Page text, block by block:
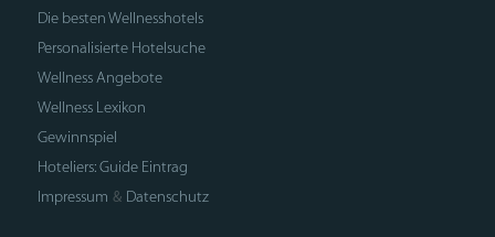
Die besten Wellnesshotels
Personalisierte Hotelsuche
Wellness Angebote
Wellness Lexikon
Gewinnspiel
Hoteliers: Guide Eintrag
Impressum & Datenschutz